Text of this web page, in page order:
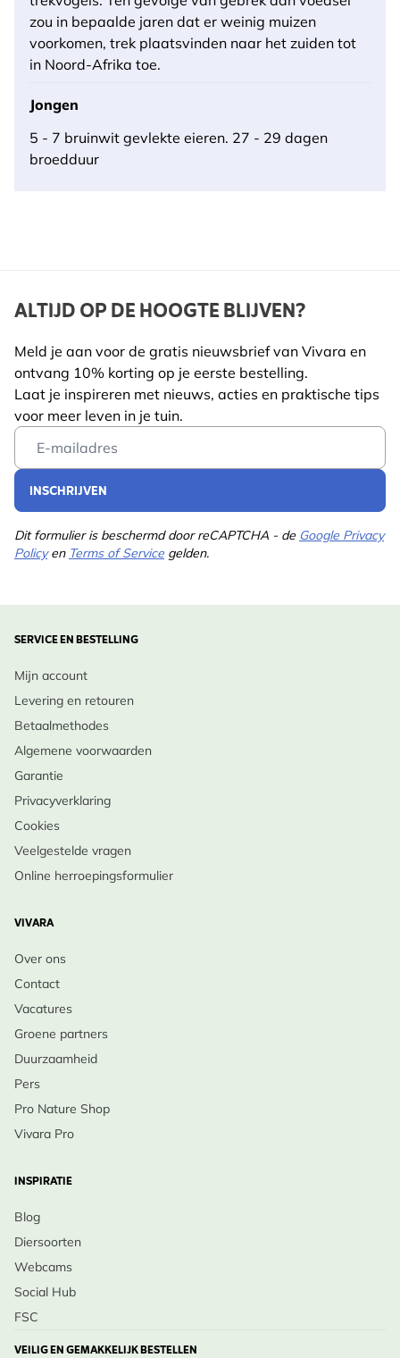
zou in bepaalde jaren dat er weinig muizen
voorkomen, trek plaatsvinden naar het zuiden tot
in Noord-Afrika toe.
Jongen
5 - 7 bruinwit gevlekte eieren. 27 - 29 dagen
broedduur
ALTIJD OP DE HOOGTE BLIJVEN?
Meld je aan voor de gratis nieuwsbrief van Vivara en
ontvang 10% korting op je eerste bestelling.
Laat je inspireren met nieuws, acties en praktische tips
voor meer leven in je tuin.
Email Address
INSCHRIJVEN
Dit formulier is beschermd door reCAPTCHA - de Google Privacy
Policyen Terms of Service gelden.
SERVICE EN BESTELLING
Mijn account
Levering en retouren
Betaalmethodes
Algemene voorwaarden
Garantie
Privacyverklaring
Cookies
Veelgestelde vragen
Online herroepingsformulier
VIVARA
Over ons
Contact
Vacatures
Groene partners
Duurzaamheid
Pers
Pro Nature Shop
Vivara Pro
INSPIRATIE
Blog
Diersoorten
Webcams
Social Hub
FSC
VEILIG EN GEMAKKELIJK BESTELLEN